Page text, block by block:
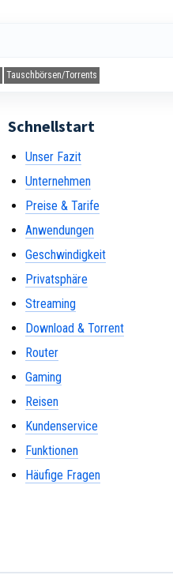
Tauschbörsen/Torrents
Schnellstart
Unser Fazit
Unternehmen
Preise & Tarife
Anwendungen
Geschwindigkeit
Privatsphäre
Streaming
Download & Torrent
Router
Gaming
Reisen
Kundenservice
Funktionen
Häufige Fragen